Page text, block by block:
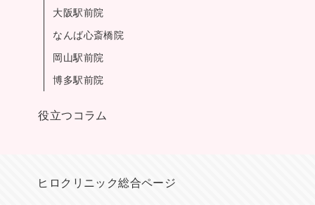
大阪駅前院
なんば心斎橋院
岡山駅前院
博多駅前院
役立つコラム
ヒロクリニック総合ページ